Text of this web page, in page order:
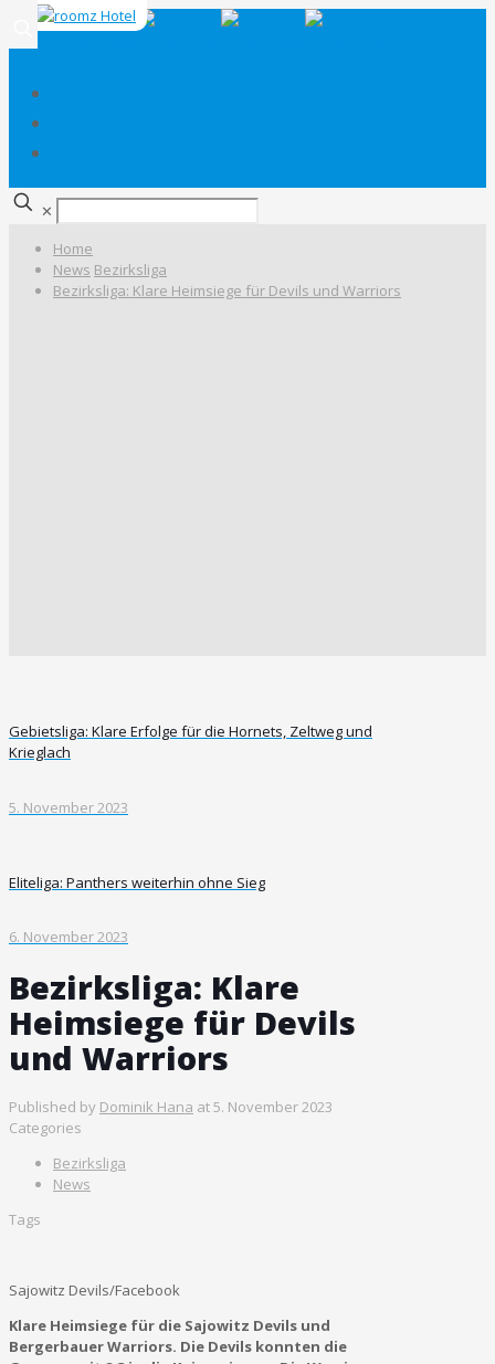
✕
Home
News Bezirksliga
Bezirksliga: Klare Heimsiege für Devils und Warriors
Gebietsliga: Klare Erfolge für die Hornets, Zeltweg und
Krieglach
5. November 2023
Eliteliga: Panthers weiterhin ohne Sieg
6. November 2023
Bezirksliga: Klare
Heimsiege für Devils
und Warriors
Published by Dominik Hana at5. November 2023
Categories
Bezirksliga
News
Tags
Sajowitz Devils/Facebook
Klare Heimsiege für die Sajowitz Devils und
Bergerbauer Warriors. Die Devils konnten die